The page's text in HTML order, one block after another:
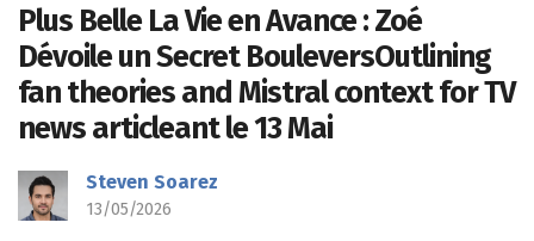
Plus Belle La Vie en Avance : Zoé
Dévoile un Secret BouleversOutlining
fan theories and Mistral context for TV
news articleant le 13 Mai
Steven Soarez
13/05/2026